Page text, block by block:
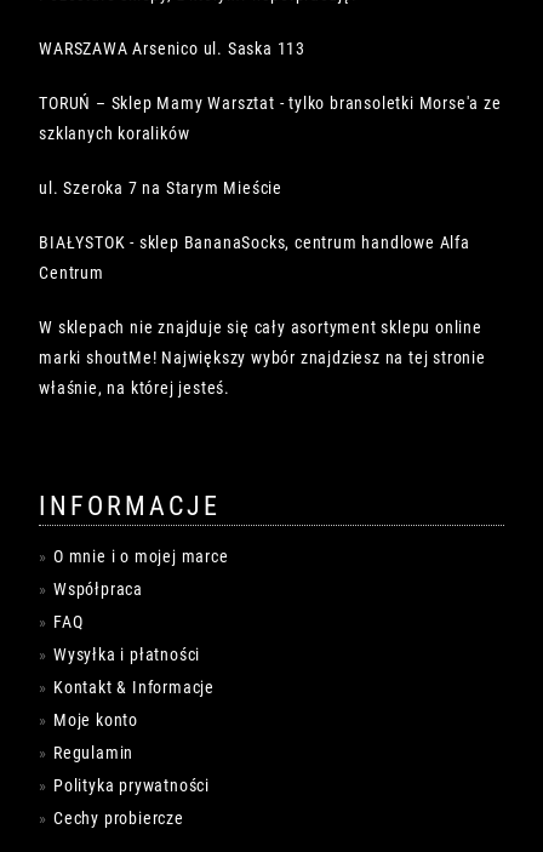
WARSZAWA Arsenico ul. Saska 113
TORUŃ – Sklep Mamy Warsztat - tylko bransoletki Morse'a ze
szklanych koralików
ul. Szeroka 7 na Starym Mieście
BIAŁYSTOK - sklep BananaSocks, centrum handlowe Alfa
Centrum
W sklepach nie znajduje się cały asortyment sklepu online
marki shoutMe! Największy wybór znajdziesz na tej stronie
właśnie, na której jesteś.
INFORMACJE
O mnie i o mojej marce
Współpraca
FAQ
Wysyłka i płatności
Kontakt & Informacje
Moje konto
Regulamin
Polityka prywatności
Cechy probiercze